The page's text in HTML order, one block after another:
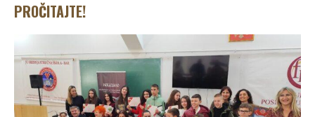
PROČITAJTE!